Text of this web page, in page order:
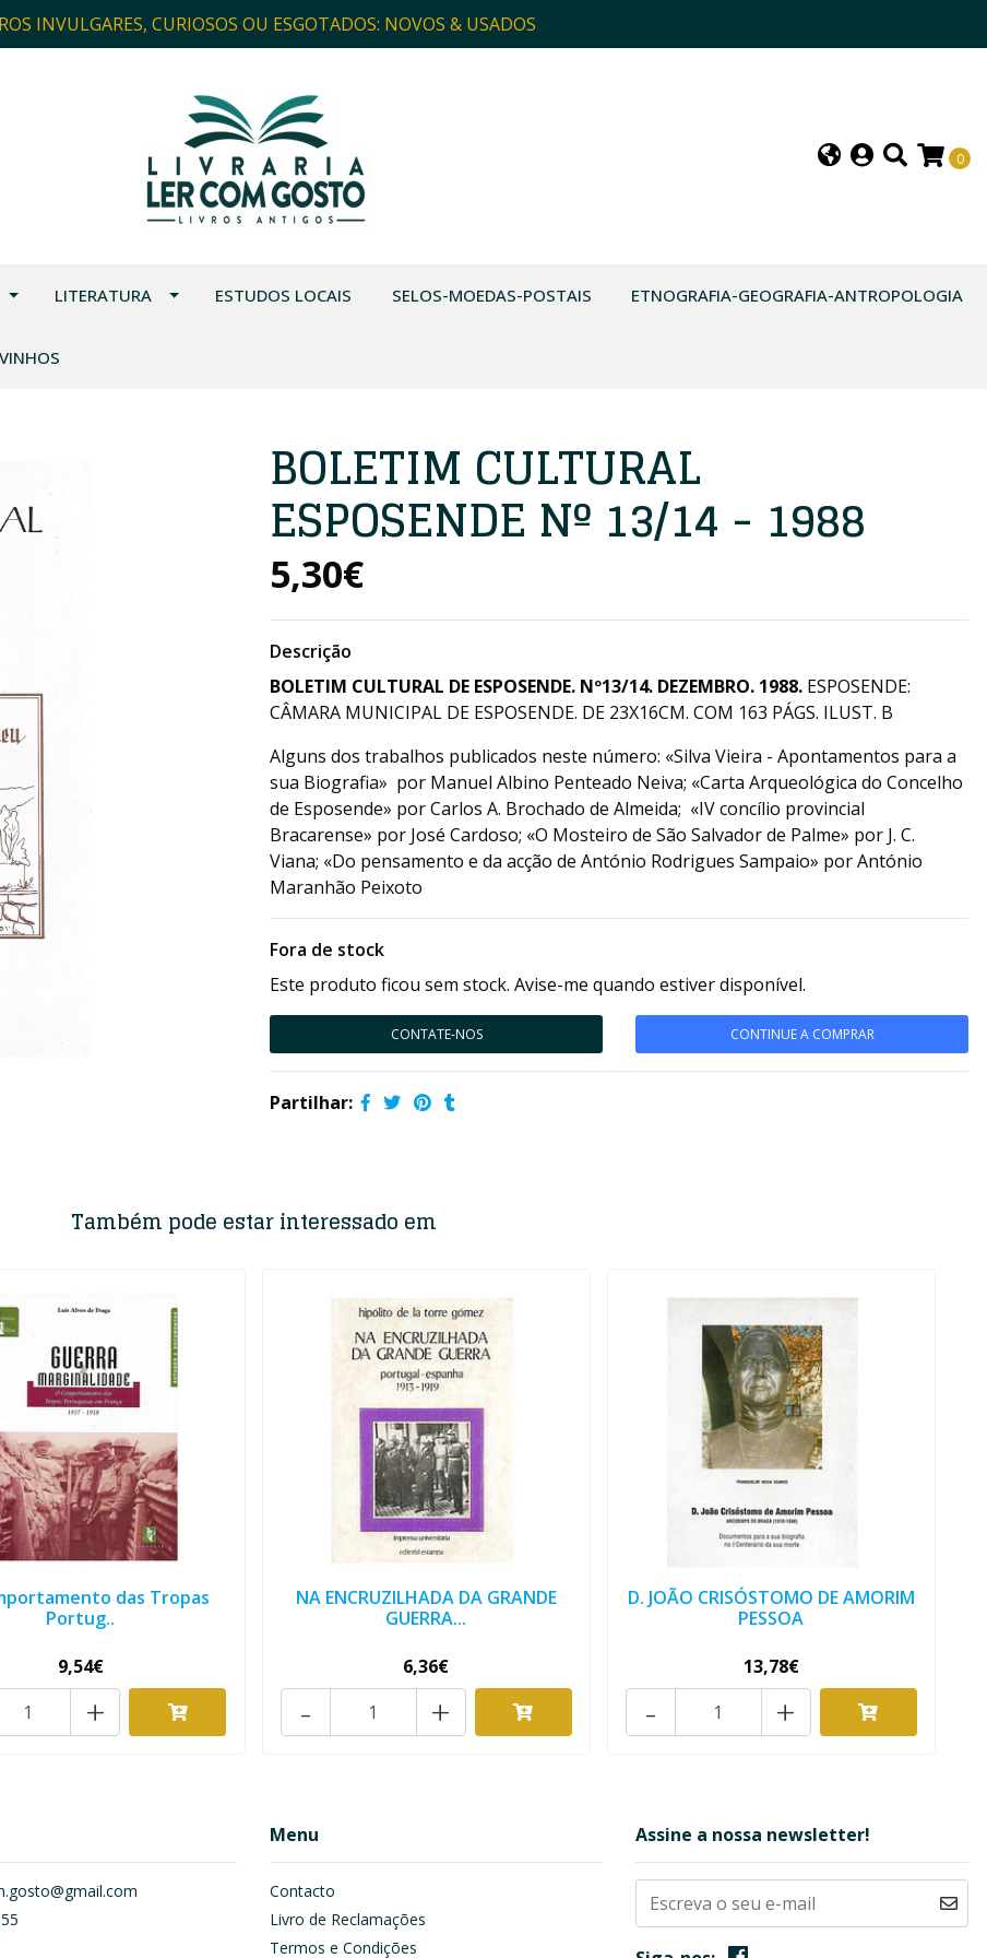
INVULGARES, CURIOSOS OU ESGOTADOS: NOVOS & USADOS
0
LITERATURA ESTUDOS LOCAIS SELOS-MOEDAS-POSTAIS ETNOGRAFIA-GEOGRAFIA-ANTROPOLOGIA
BOLETIM CULTURAL
ESPOSENDE Nº 13/14 - 1988
5,30€
Descrição
BOLETIM CULTURAL DE ESPOSENDE. Nº13/14. DEZEMBRO. 1988. ESPOSENDE:
CÂMARA MUNICIPAL DE ESPOSENDE. DE 23X16CM. COM 163 PÁGS. ILUST. B
Alguns dos trabalhos publicados neste número: «Silva Vieira - Apontamentos para a
sua Biografia» por Manuel Albino Penteado Neiva; «Carta Arqueológica do Concelho
de Esposende» por Carlos A. Brochado de Almeida; «IV concílio provincial
Bracarense» por José Cardoso; «O Mosteiro de São Salvador de Palme» por J. C.
Viana; «Do pensamento e da acção de António Rodrigues Sampaio» por António
Maranhão Peixoto
Fora de stock
Este produto ficou sem stock. Avise-me quando estiver disponível.
CONTATE-NOS CONTINUE A COMPRAR
Partilhar:
Também pode estar interessado em
das Tropas
Portug..
9,54€
+
NA ENCRUZILHADA DA GRANDE
GUERRA...
6,36€
+
-
D. JOÃO CRISÓSTOMO DE AMORIM
PESSOA
13,78€
+
-
Menu
Contacto
Livro de Reclamações
Termos e Condições
Assine a nossa newsletter!